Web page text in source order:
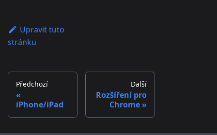
Upravit tuto
stránku
Předchozí
iPhone/iPad
Další
Rozšíření pro
Chrome